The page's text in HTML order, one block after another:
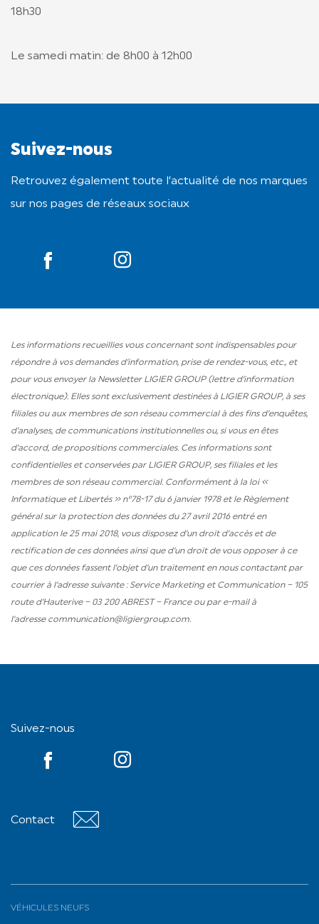
18h30
Le samedi matin: de 8h00 à 12h00
Suivez-nous
Retrouvez également toute l’actualité de nos marques
sur nos pages de réseaux sociaux
YouTube
Les informations recueillies vous concernant sont indispensables pour
répondre à vos demandes d’information, prise de rendez-vous, etc., et
pour vous envoyer la Newsletter LIGIER GROUP (lettre d’information
électronique). Elles sont exclusivement destinées à LIGIER GROUP, à ses
filiales ou aux membres de son réseau commercial à des fins d’enquêtes,
d’analyses, de communications institutionnelles ou, si vous en êtes
d’accord, de propositions commerciales. Ces informations sont
confidentielles et conservées par LIGIER GROUP, ses filiales et les
membres de son réseau commercial. Conformément à la loi «
Informatique et Libertés » n°78-17 du 6 janvier 1978 et le Règlement
général sur la protection des données du 27 avril 2016 entré en
application le 25 mai 2018, vous disposez d’un droit d’accès et de
rectification de ces données ainsi que d’un droit de vous opposer à ce
que ces données fassent l’objet d’un traitement en nous contactant par
courrier à l’adresse suivante : Service Marketing et Communication – 105
route d’Hauterive – 03 200 ABREST – France ou par e-mail à
l’adresse communication@ligiergroup.com.
Suivez-nous
YouTube
Contact
VÉHICULES NEUFS